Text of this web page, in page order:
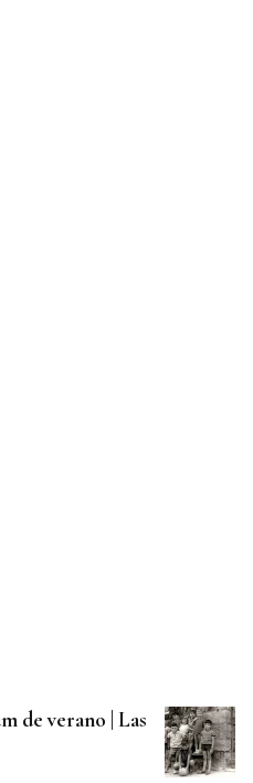
de verano | Las